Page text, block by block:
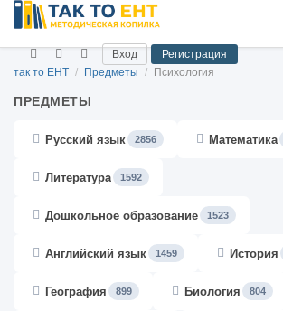
Вход
Регистрация
так то ЕНТ / Предметы / Психология
ПРЕДМЕТЫ
Русский язык 2856 Математика
Литература 1592
Дошкольное образование 1523
Английский язык 1459 История
География 899 Биология 804